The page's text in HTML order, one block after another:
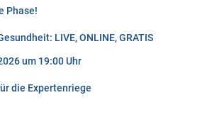
Phase!
LIVE, ONLINE, GRATIS
um 19:00 Uhr
die Expertenriege